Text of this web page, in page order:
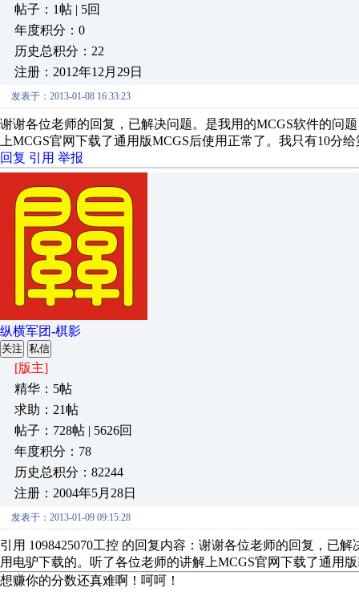
帖子：1帖 | 5回
年度积分：0
历史总积分：22
注册：2012年12月29日
发表于：2013-01-08 16:33:23
谢谢各位老师的回复，已解决问题。是我用的MCGS软件的问
上MCGS官网下载了通用版MCGS后使用正常了。我只有10分
回复 引用 举报
纵横军团-棋影
关注 私信
[版主]
精华：5帖
求助：21帖
帖子：728帖 | 5626回
年度积分：78
历史总积分：82244
注册：2004年5月28日
发表于：2013-01-09 09:15:28
引用 1098425070工控 的回复内容：谢谢各位老师的回复，已
用电驴下载的。听了各位老师的讲解上MCGS官网下载了通用
想赚你的分数还真难啊！呵呵！